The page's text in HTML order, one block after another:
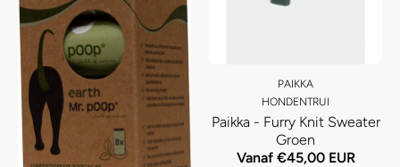
PAIKKA
HONDENTRUI
Paikka - Furry Knit Sweater
Groen
Vanaf €45,00 EUR